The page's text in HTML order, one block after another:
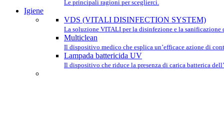
Le principali ragioni per sceglierci.
Igiene
VDS (VITALI DISINFECTION SYSTEM)
La soluzione VITALI per la disinfezione e la sanificazione
Multiclean
Il dispositivo medico che esplica un’efficace azione di
Lampada battericida UV
Il dispositivo che riduce la presenza di carica batterica